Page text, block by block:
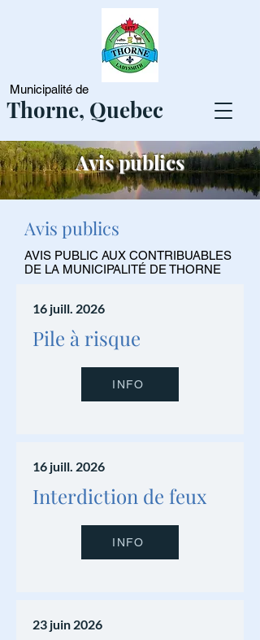
Municipalité de
Thorne, Quebec
Avis publics
Avis publics
AVIS PUBLIC AUX CONTRIBUABLES
DE LA MUNICIPALITÉ DE THORNE
16 juill. 2026
Pile à risque
INFO
16 juill. 2026
Interdiction de feux
INFO
23 juin 2026